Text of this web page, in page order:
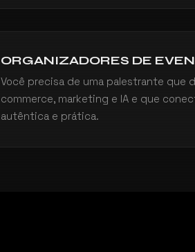
ORGANIZADORES DE
Você precisa de uma palestrante que
commerce, marketing e IA e que
autêntica e prática.